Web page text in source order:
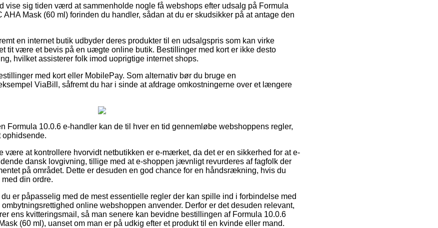
vise sig tiden værd at sammenholde nogle få webshops efter udsalg på Formula
AHA Mask (60 ml) forinden du handler, sådan at du er skudsikker på at antage den
en internet butik udbyder deres produkter til en udsalgspris som kan virke
tit være et bevis på en uægte online butik. Bestillinger med kort er ikke desto
hvilket assisterer folk imod uoprigtige internet shops.
med kort eller MobilePay. Som alternativ bør du bruge en
ViaBill, såfremt du har i sinde at afdrage omkostningerne over et længere
Formula 10.0.6 e-handler kan de til hver en tid gennemløbe webshoppens regler,
ophidsende.
være at kontrollere hvorvidt netbutikken er e-mærket, da det er en sikkerhed for at e-
dansk lovgivning, tillige med at e-shoppen jævnligt revurderes af fagfolk der
på området. Dette er desuden en god chance for en håndsrækning, hvis du
din ordre.
er påpasselig med de mest essentielle regler der kan spille ind i forbindelse med
online webshoppen anvender. Derfor er det desuden relevant,
ens kvitteringsmail, så man senere kan bevidne bestillingen af Formula 10.0.6
(60 ml), uanset om man er på udkig efter et produkt til en kvinde eller mand.